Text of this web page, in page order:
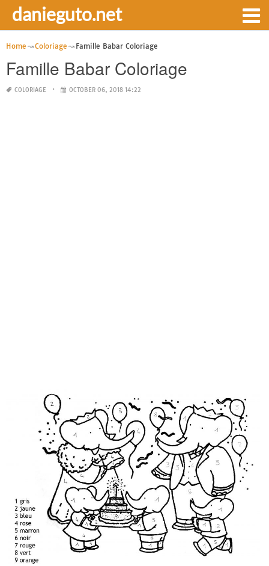
danieguto.net
Home Coloriage Famille Babar Coloriage
Famille Babar Coloriage
COLORIAGE OCTOBER 06, 2018 14:22